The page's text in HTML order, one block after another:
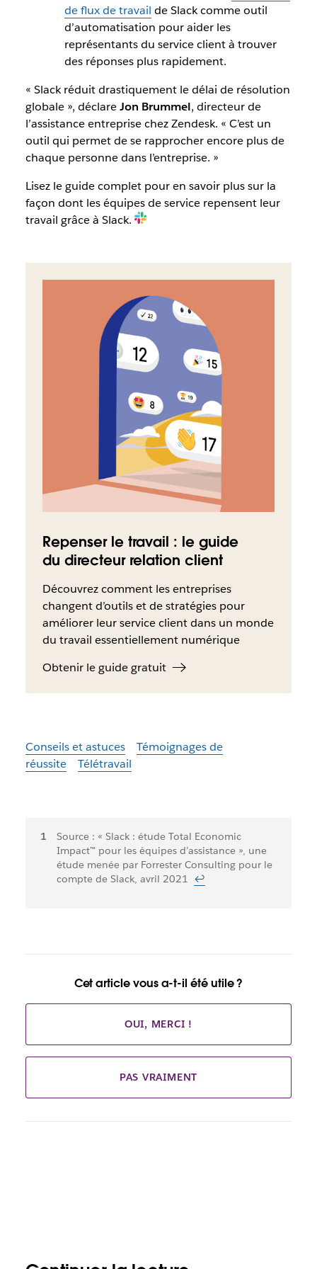
de flux de travail de Slack comme outil
d’automatisation pour aider les
représentants du service client à trouver
des réponses plus rapidement.
« Slack réduit drastiquement le délai de résolution
globale », déclareJon Brummel, directeur de
l’assistance entreprise chez Zendesk. « C’est un
outil qui permet de se rapprocher encore plus de
chaque personne dans l’entreprise. »
Lisez le guide complet pour en savoir plus sur la
façon dont les équipes de service repensent leur
travail grâce à Slack.
Repenser le travail : le guide
du directeur relation client
Découvrez comment les entreprises
changent d’outils et de stratégies pour
améliorer leur service client dans un monde
du travail essentiellement numérique
Obtenir le guide gratuit
Conseils et astuces
Témoignages de
réussite
Télétravail
Notes
de
bas
Source : « Slack : étude Total Economic
Impact™ pour les équipes d’assistance », une
étude menée par Forrester Consulting pour le
compte de Slack, avril 2021 ↩
Cet article vous a-t-il été utile ?
OUI, MERCI !
PAS VRAIMENT